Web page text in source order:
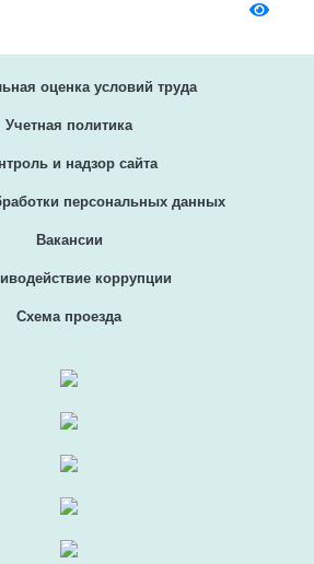
оценка условий труда
Учетная политика
и надзор сайта
персональных данных
Вакансии
коррупции
Схема проезда